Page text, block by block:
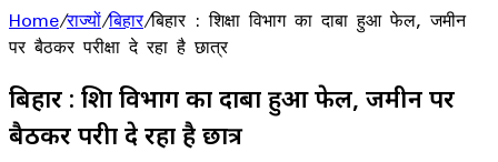
Home/राज्यों/बिहार/बिहार : शिक्षा विभाग का दाबा हुआ फेल, जमीन
पर बैठकर परीक्षा दे रहा है छात्र
बिहार : शिक्षा विभाग का दाबा हुआ फेल, जमीन पर
बैठकर परीक्षा दे रहा है छात्र